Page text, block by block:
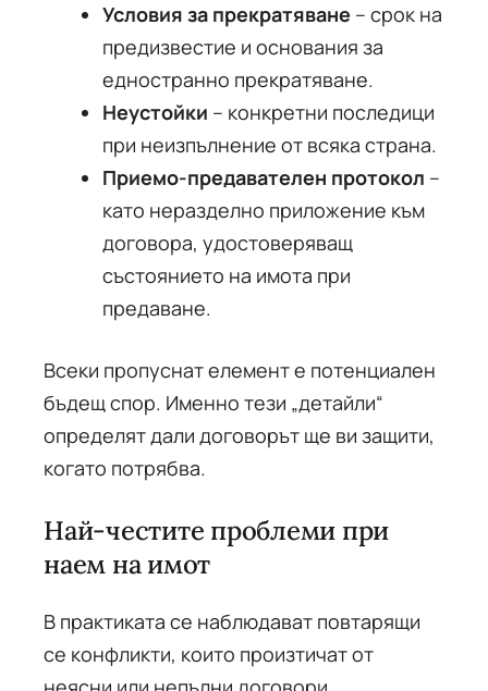
Условия за прекратяване – срок на
предизвестие и основания за
едностранно прекратяване.
Неустойки – конкретни последици
при неизпълнение от всяка страна.
Приемо-предавателен протокол –
като неразделно приложение към
договора, удостоверяващ
състоянието на имота при
предаване.
Всеки пропуснат елемент е потенциален
бъдещ спор. Именно тези „детайли“
определят дали договорът ще ви защити,
когато потрябва.
Най-честите проблеми при
наем на имот
В практиката се наблюдават повтарящи
се конфликти, които произтичат от